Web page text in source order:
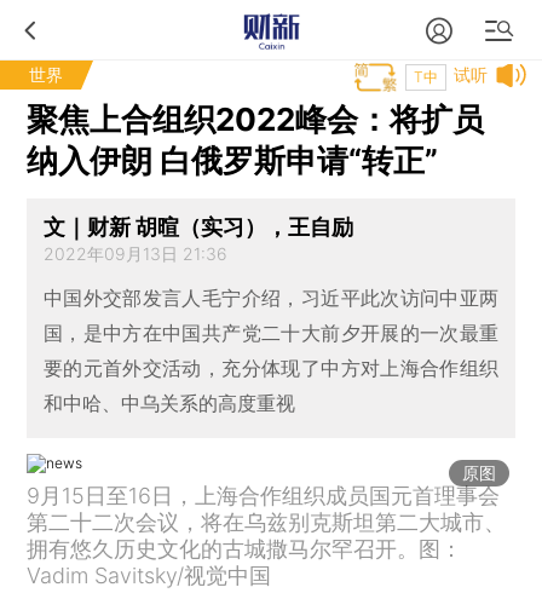
世界 试听
T中
聚焦上合组织2022峰会：将扩员
纳入伊朗 白俄罗斯申请“转正”
文｜财新 胡暄（实习），王自励
2022年09月13日 21:36
中国外交部发言人毛宁介绍，习近平此次访问中亚两
国，是中方在中国共产党二十大前夕开展的一次最重
要的元首外交活动，充分体现了中方对上海合作组织
和中哈、中乌关系的高度重视
原图
9月15日至16日，上海合作组织成员国元首理事会
第二十二次会议，将在乌兹别克斯坦第二大城市、
拥有悠久历史文化的古城撒马尔罕召开。图：
Vadim Savitsky/视觉中国